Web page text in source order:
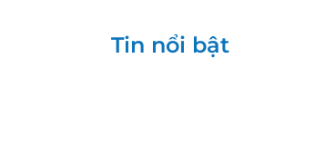
Tin nổi bật